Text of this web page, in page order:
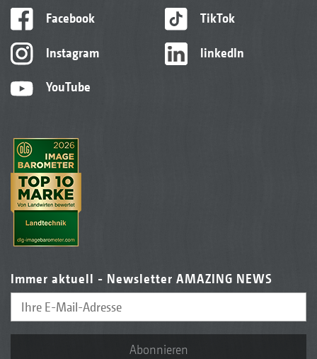
Facebook
Instagram
YouTube
TikTok
linkedIn
Immer aktuell - Newsletter AMAZING NEWS
Abonnieren